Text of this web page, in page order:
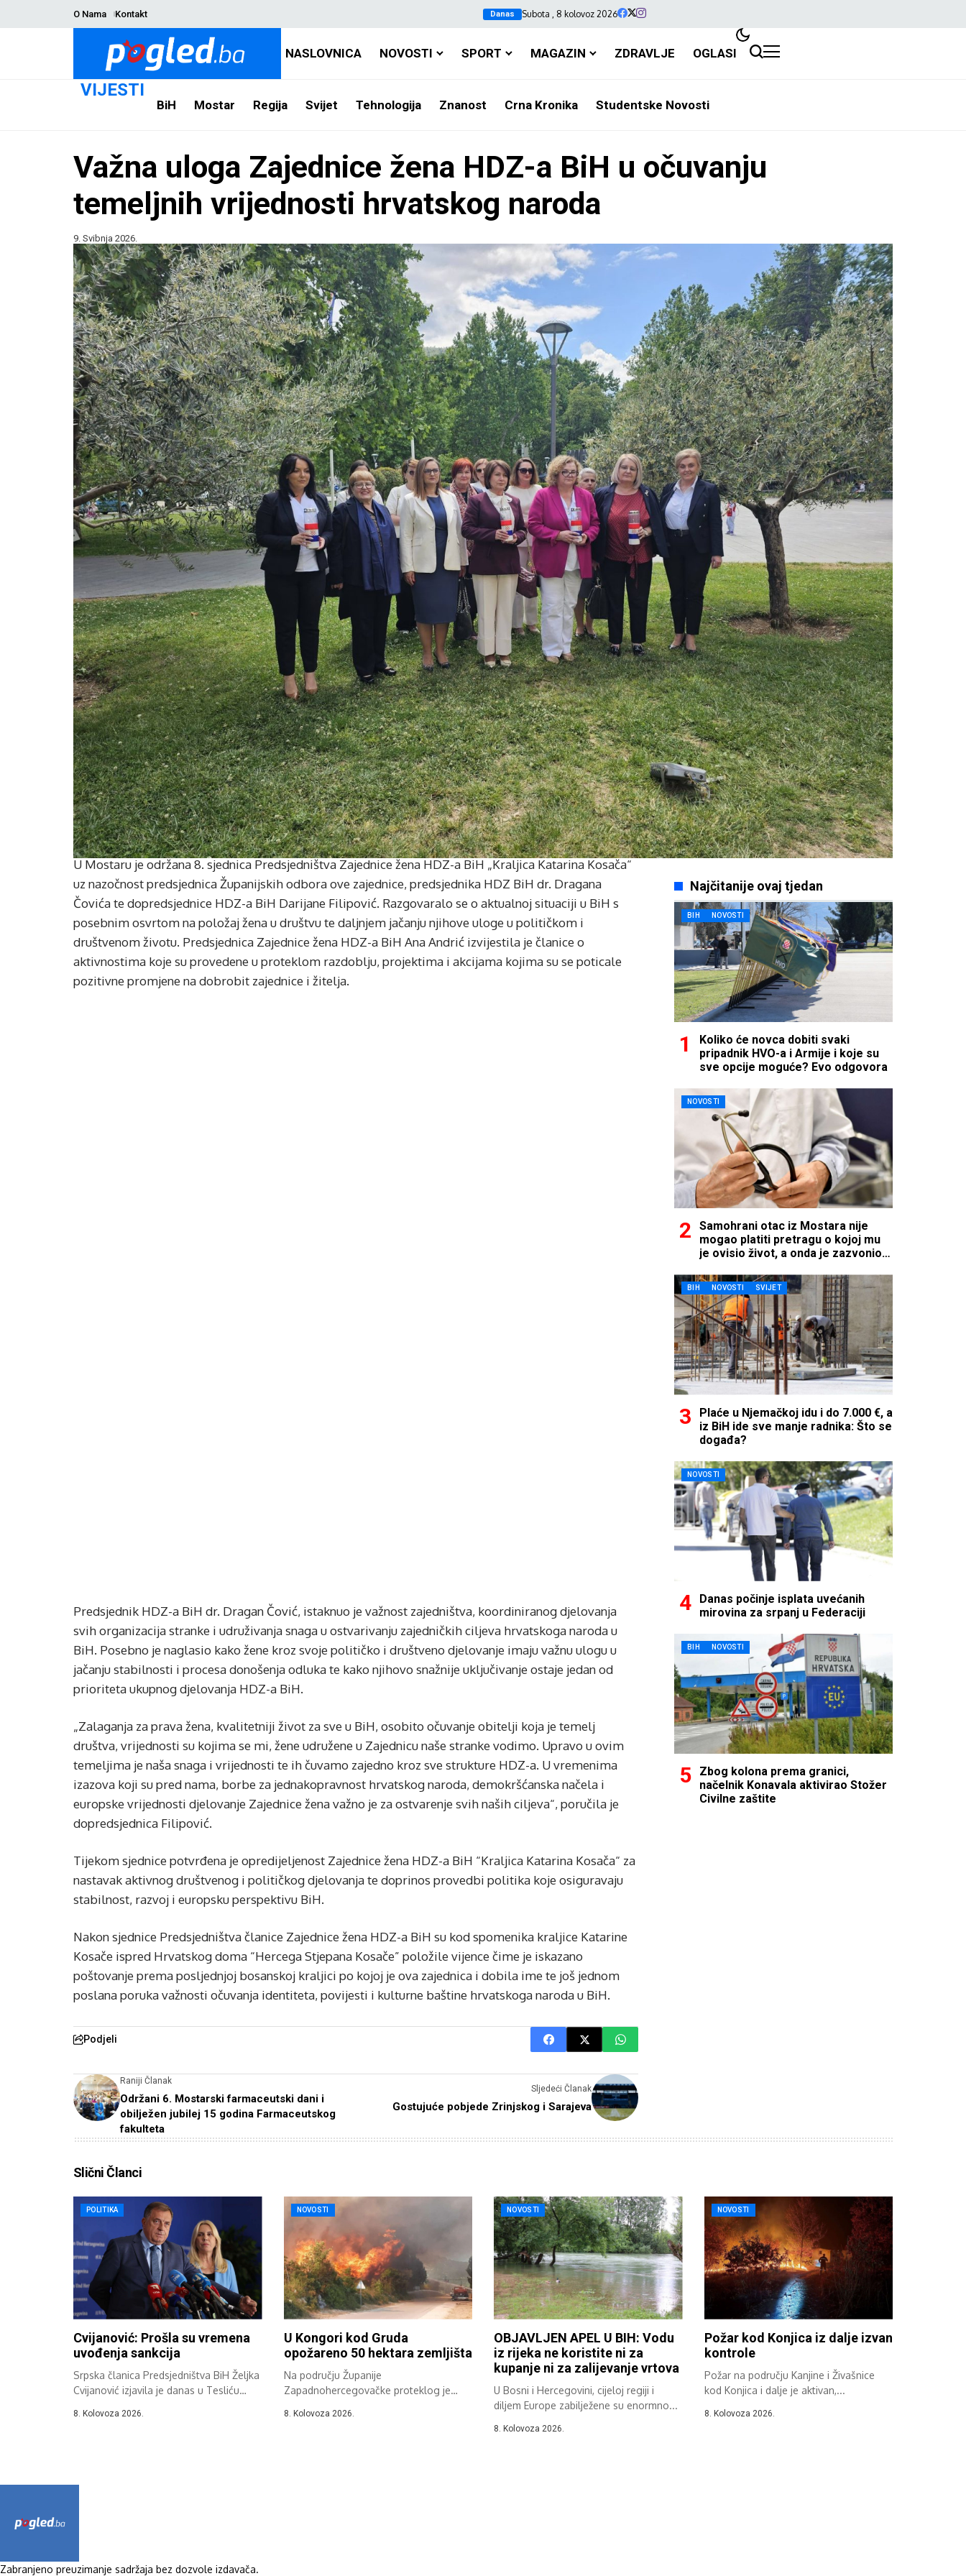
O Nama Kontakt Danas Subota , 8 kolovoz 2026
NASLOVNICA NOVOSTI SPORT MAGAZIN ZDRAVLJE OGLASI
VIJESTI
BiH Mostar Regija Svijet Tehnologija Znanost Crna Kronika Studentske Novosti
Važna uloga Zajednice žena HDZ-a BiH u očuvanju
temeljnih vrijednosti hrvatskog naroda
9. Svibnja 2026.
U Mostaru je održana 8. sjednica Predsjedništva Zajednice žena HDZ-a BiH „Kraljica Katarina Kosača“
uz nazočnost predsjednica Županijskih odbora ove zajednice, predsjednika HDZ BiH dr. Dragana
Čovića te dopredsjednice HDZ-a BiH Darijane Filipović. Razgovaralo se o aktualnoj situaciji u BiH s
posebnim osvrtom na položaj žena u društvu te daljnjem jačanju njihove uloge u političkom i
društvenom životu. Predsjednica Zajednice žena HDZ-a BiH Ana Andrić izvijestila je članice o
aktivnostima koje su provedene u proteklom razdoblju, projektima i akcijama kojima su se poticale
pozitivne promjene na dobrobit zajednice i žitelja.
Predsjednik HDZ-a BiH dr. Dragan Čović, istaknuo je važnost zajedništva, koordiniranog djelovanja
svih organizacija stranke i udruživanja snaga u ostvarivanju zajedničkih ciljeva hrvatskoga naroda u
BiH. Posebno je naglasio kako žene kroz svoje političko i društveno djelovanje imaju važnu ulogu u
jačanju stabilnosti i procesa donošenja odluka te kako njihovo snažnije uključivanje ostaje jedan od
prioriteta ukupnog djelovanja HDZ-a BiH.
„Zalaganja za prava žena, kvalitetniji život za sve u BiH, osobito očuvanje obitelji koja je temelj
društva, vrijednosti su kojima se mi, žene udružene u Zajednicu naše stranke vodimo. Upravo u ovim
temeljima je naša snaga i vrijednosti te ih čuvamo zajedno kroz sve strukture HDZ-a. U vremenima
izazova koji su pred nama, borbe za jednakopravnost hrvatskog naroda, demokršćanska načela i
europske vrijednosti djelovanje Zajednice žena važno je za ostvarenje svih naših ciljeva“, poručila je
dopredsjednica Filipović.
Tijekom sjednice potvrđena je opredijeljenost Zajednice žena HDZ-a BiH “Kraljica Katarina Kosača“ za
nastavak aktivnog društvenog i političkog djelovanja te doprinos provedbi politika koje osiguravaju
stabilnost, razvoj i europsku perspektivu BiH.
Nakon sjednice Predsjedništva članice Zajednice žena HDZ-a BiH su kod spomenika kraljice Katarine
Kosače ispred Hrvatskog doma “Hercega Stjepana Kosače” položile vijence čime je iskazano
poštovanje prema posljednjoj bosanskoj kraljici po kojoj je ova zajednica i dobila ime te još jednom
poslana poruka važnosti očuvanja identiteta, povijesti i kulturne baštine hrvatskoga naroda u BiH.
Podjeli
Raniji Članak
Održani 6. Mostarski farmaceutski dani i
obilježen jubilej 15 godina Farmaceutskog
fakulteta
Sljedeći Članak
Gostujuće pobjede Zrinjskog i Sarajeva
Najčitanije ovaj tjedan
BIH NOVOSTI
Koliko će novca dobiti svaki
pripadnik HVO-a i Armije i koje su
sve opcije moguće? Evo odgovora
NOVOSTI
Samohrani otac iz Mostara nije
mogao platiti pretragu o kojoj mu
je ovisio život, a onda je zazvonio
BIH NOVOSTI SVIJET
Plaće u Njemačkoj idu i do 7.000 €, a
iz BiH ide sve manje radnika: Što se
događa?
NOVOSTI
Danas počinje isplata uvećanih
mirovina za srpanj u Federaciji
BIH NOVOSTI
Zbog kolona prema granici,
načelnik Konavala aktivirao Stožer
Civilne zaštite
Slični Članci
POLITIKA
Cvijanović: Prošla su vremena
uvođenja sankcija
Srpska članica Predsjedništva BiH Željka
Cvijanović izjavila je danas u Tesliću
8. Kolovoza 2026.
NOVOSTI
U Kongori kod Gruda
opožareno 50 hektara zemljišta
Na području Županije
Zapadnohercegovačke proteklog je
otvorenom,...
8. Kolovoza 2026.
NOVOSTI
OBJAVLJEN APEL U BIH: Vodu
iz rijeka ne koristite ni za
kupanje ni za zalijevanje vrtova
U Bosni i Hercegovini, cijeloj regiji i
diljem Europe zabilježene su enormno...
8. Kolovoza 2026.
NOVOSTI
Požar kod Konjica iz dalje izvan
kontrole
Požar na području Kanjine i Živašnice
kod Konjica i dalje je aktivan,...
8. Kolovoza 2026.
Zabranjeno preuzimanje sadržaja bez dozvole izdavača.